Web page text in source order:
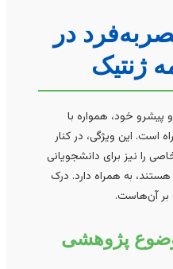
در
خود، همواره با
این ویژگی، در کنار
نیز برای دانشجویانی
به همراه دارد. درک
پژوهشی